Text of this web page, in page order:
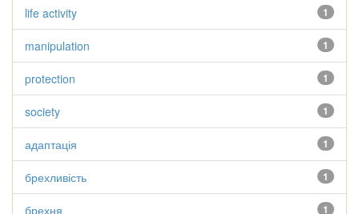
1
life activity
1
manipulation
1
protection
1
society
1
адаптація
1
брехливість
1
брехня